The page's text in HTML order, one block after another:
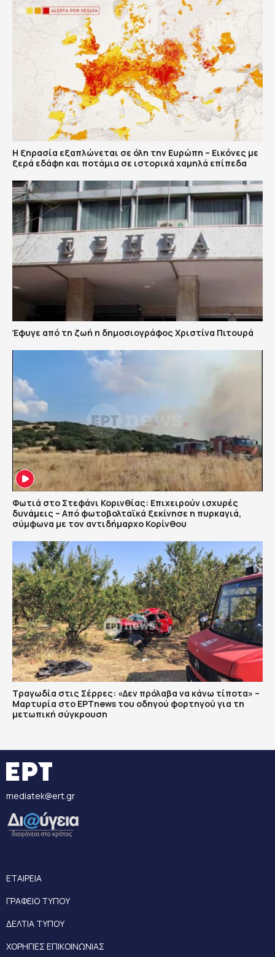
Η ξηρασία εξαπλώνεται σε όλη την Ευρώπη – Εικόνες με
ξερά εδάφη και ποτάμια σε ιστορικά χαμηλά επίπεδα
Έφυγε από τη ζωή η δημοσιογράφος Χριστίνα Πιτουρά
Φωτιά στο Στεφάνι Κορινθίας: Επιχειρούν ισχυρές
δυνάμεις – Από φωτοβολταϊκά ξεκίνησε η πυρκαγιά,
σύμφωνα με τον αντιδήμαρχο Κορίνθου
Τραγωδία στις Σέρρες: «Δεν πρόλαβα να κάνω τίποτα» –
Μαρτυρία στο ΕΡΤnews του οδηγού φορτηγού για τη
μετωπική σύγκρουση
mediatek@ert.gr
ΕΤΑΙΡΕΙΑ
ΓΡΑΦΕΙΟ ΤΥΠΟΥ
ΔΕΛΤΙΑ ΤΥΠΟΥ
ΧΟΡΗΓΙΕΣ ΕΠΙΚΟΙΝΩΝΙΑΣ